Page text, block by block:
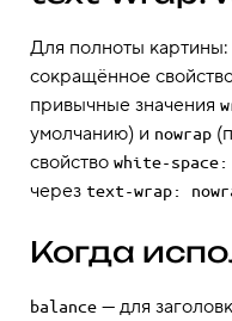
Для полноты картины:
сокращённое
привычные значения
умолчанию) и nowrap
свойство white-space:
через text-wrap:
Когда
balance — для